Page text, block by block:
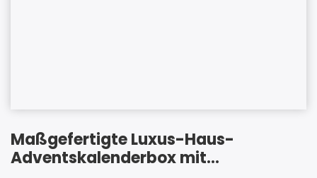
Maßgefertigte Luxus-Haus-
Adventskalenderbox mit